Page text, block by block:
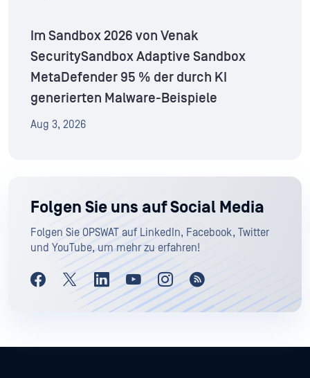
Im Sandbox 2026 von Venak
SecuritySandbox Adaptive Sandbox
MetaDefender 95 % der durch KI
generierten Malware-Beispiele
Aug 3, 2026
Folgen Sie uns auf Social Media
Folgen Sie OPSWAT auf LinkedIn, Facebook, Twitter
und YouTube, um mehr zu erfahren!